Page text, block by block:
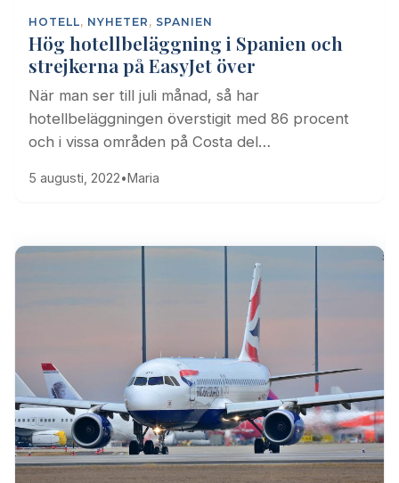
HOTELL, NYHETER , SPANIEN
Hög hotellbeläggning i Spanien och
strejkerna på EasyJet över
När man ser till juli månad, så har
hotellbeläggningen överstigit med 86 procent
och i vissa områden på Costa del…
5 augusti, 2022•Maria